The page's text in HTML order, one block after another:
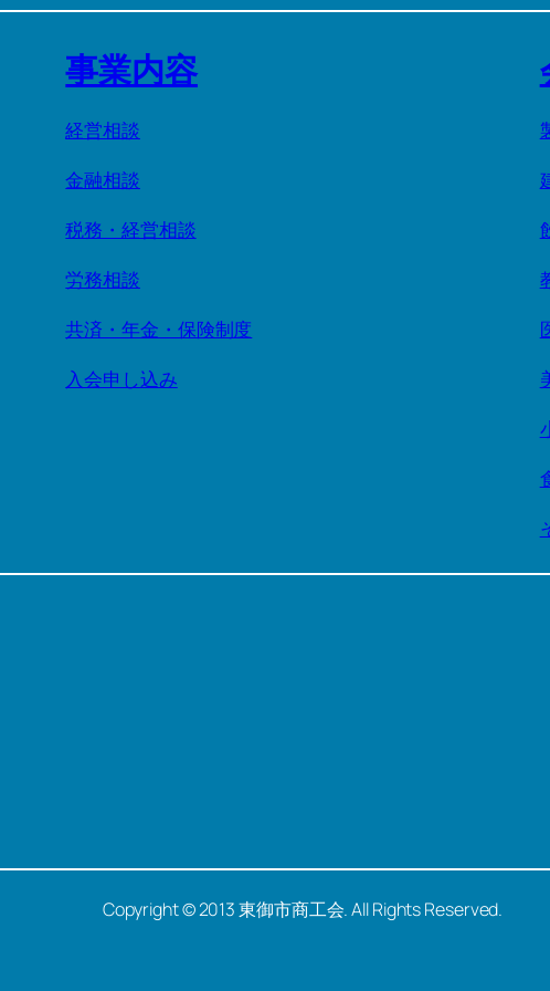
事業内容
経営相談
金融相談
税務・経営相談
労務相談
共済・年金・保険制度
入会申し込み
Copyright © 2013 東御市商工会. All Rights Reserved.